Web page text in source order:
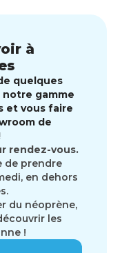
à
quelques
notre gamme
et vous faire
de
rendez-vous.
de prendre
en dehors
du néoprène,
les
!